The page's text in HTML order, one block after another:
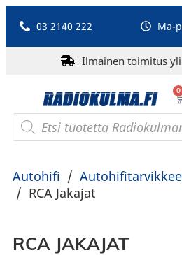
03 2140 222 Ma-
Ilmainen toimitus
0
Autohifi /
/ RCA Jakajat
RCA JAKAJAT